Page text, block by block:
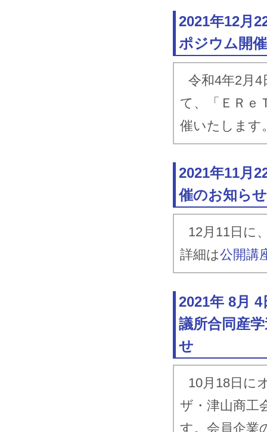
2021年12月
ポジウム開
令和4年2月
て、「ＥＲｅ
催いたします
2021年11月
催のお知らせ
12月11日に
詳細は公開講
2021年 8月
議所合同産
せ
10月18日に
ザ・津山商工
す。会員企業